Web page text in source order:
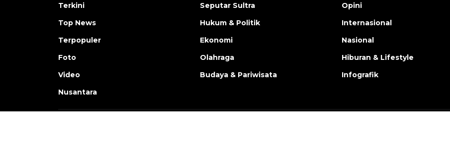
Terkini
Top News
Terpopuler
Foto
Video
Nusantara
Seputar Sultra
Hukum & Politik
Ekonomi
Olahraga
Budaya & Pariwisata
Opini
Internasional
Nasional
Hiburan & Lifestyle
Infografik